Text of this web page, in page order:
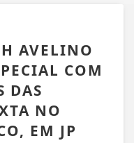
AVELINO
COM
DAS
NO
EM JP